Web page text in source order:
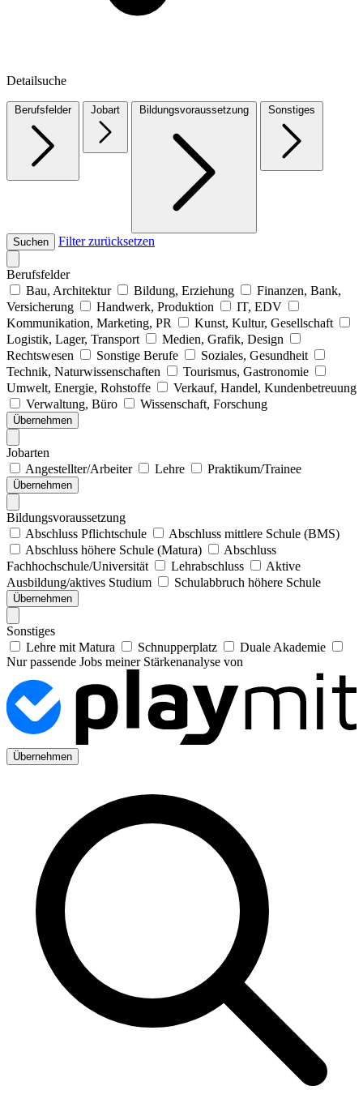
Detailsuche
Berufsfelder Jobart Bildungsvoraussetzung Sonstiges
Suchen Filter zurücksetzen
Berufsfelder
Bau, Architektur
Bildung, Erziehung
Finanzen, Bank,
Versicherung
Handwerk, Produktion
IT, EDV
Kommunikation, Marketing, PR
Kunst, Kultur, Gesellschaft
Logistik, Lager, Transport
Medien, Grafik, Design
Rechtswesen
Sonstige Berufe
Soziales, Gesundheit
Technik, Naturwissenschaften
Tourismus, Gastronomie
Umwelt, Energie, Rohstoffe
Verkauf, Handel, Kundenbetreuung
Verwaltung, Büro
Wissenschaft, Forschung
Übernehmen
Jobarten
Angestellter/Arbeiter
Lehre Praktikum/Trainee
Übernehmen
Bildungsvoraussetzung
Abschluss Pflichtschule
Abschluss mittlere Schule (BMS)
Abschluss höhere Schule (Matura)
Abschluss
Fachhochschule/Universität
Lehrabschluss
Aktive
Ausbildung/aktives Studium
Schulabbruch höhere Schule
Übernehmen
Sonstiges
Lehre mit Matura
Schnupperplatz
Duale Akademie
Nur passende Jobs meiner Stärkenanalyse von
Übernehmen